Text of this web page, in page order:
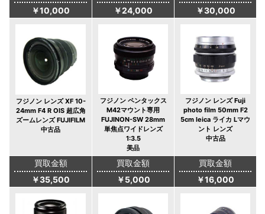
￥10,000
￥24,000
￥30,000
フジノン レンズ XF 10-
24mm F4 R OIS 超広角
ズームレンズ FUJIFILM
中古品
フジノン ペンタックス
M42マウント専用
FUJINON-SW 28mm
単焦点ワイドレンズ
1:3.5
美品
フジノン レンズ Fuji
photo film 50mm F2
5cm leica ライカ Lマウ
ント レンズ
中古品
買取金額
￥35,500
買取金額
￥5,000
買取金額
￥16,000